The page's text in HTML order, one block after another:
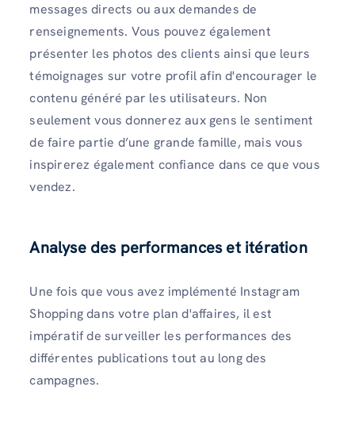
messages directs ou aux demandes de
renseignements. Vous pouvez également
présenter les photos des clients ainsi que leurs
témoignages sur votre profil afin d'encourager le
contenu généré par les utilisateurs. Non
seulement vous donnerez aux gens le sentiment
de faire partie d’une grande famille, mais vous
inspirerez également confiance dans ce que vous
vendez.
Analyse des performances et itération
Une fois que vous avez implémenté Instagram
Shopping dans votre plan d'affaires, il est
impératif de surveiller les performances des
différentes publications tout au long des
campagnes.